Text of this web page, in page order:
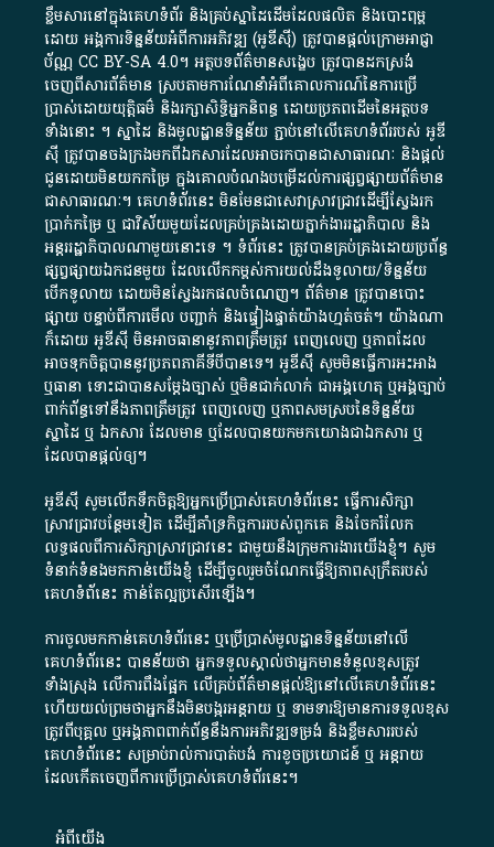
ខ្លឹមសារ​នៅ​ក្នុង​គេហទំព័រ និង​គ្រប់​ស្នា​ដៃ​ដើម​ដែល​ផលិត​ និង​បោះពុម្ព​
ដោយ​ អង្គការ​ទិន្នន័យ​អំពី​ការអភិវឌ្ឍ​​ (អូ​ឌី​ស៊ី)​ ត្រូវ​បាន​ផ្តល់​ក្រោម​អាជ្ញា
ប័ណ្ណ​CC BY-SA 4.0។​ អត្ថបទ​ព័ត៌មាន​សង្ខេប​ ត្រូវ​បាន​ដកស្រង់​
ចេញពី​សារព័ត៌មាន ស្របតាមការ​ណែនាំ​អំពី​គោលការណ៍​នៃ​ការ​ប្រើ
ប្រាស់​ដោយ​យុត្តិធម៌​ និង​រក្សាសិទ្ធិអ្នកនិពន្ធ ដោយ​ប្រភពដើម​នៃ​​អត្ថបទ
ទាំង​នោះ​ ។​ ស្នាដៃ​ និង​មូលដ្ឋាន​ទិន្នន័យ ​ភ្ជាប់​នៅ​លើ​គេហទំព័រ​របស់​ អូ​ឌី​
ស៊ី​ ត្រូវ​បាន​ចងក្រង​មក​ពី​ឯកសារ​ដែល​អាច​រក​បានជា​សាធារណៈ​ និង​ផ្តល់​
ជូន​ដោយ​មិន​យក​កម្រៃ​ ក្នុង​គោលបំណង​បម្រើ​ដល់ការ​ផ្សព្វផ្សាយ​ព័ត៌មាន​
ជា​សាធារណៈ​។​ គេហទំព័រ​នេះ​ មិនមែន​ជា​សេវា​ស្រាវជ្រាវ​ដើម្បី​ស្វែងរក
ប្រាក់​កម្រៃ​ ឬ​ ជា​វិស័យ​មួយ​ដែល​គ្រប់គ្រង​ដោយ​ភ្នាក់ងារ​រដ្ឋាភិបាល​ និង ​
អន្តររដ្ឋាភិបាល​ណាមួយ​នោះ​ទេ ​។​ ទំព័រ​នេះ​ ត្រូវ​បាន​គ្រប់គ្រង​ដោយ​ប្រព័ន្ធ​
ផ្សព្វផ្សាយ​ឯកជន​មួយ​ ដែល​លើកកម្ពស់​ការ​យល់​ដឹង​ទូលាយ​/​ទិន្នន័យ​
បើក​ទូលាយ​ ដោយ​មិនស្វែង​រក​ផល​ចំណេញ​។​ ព័ត៌មាន​ ត្រូវ​បាន​បោះ
ផ្សាយ​ បន្ទាប់​ពី​ការ​មើល​ បញ្ជាក់​ និង​ផ្ទៀងផ្ទាត់​យ៉ាង​ហ្មត់ចត់​។​ យ៉ាងណា​
ក៏​ដោយ​ អូ​ឌី​ស៊ី​ មិន​អាច​ធានា​នូវ​ភាព​ត្រឹមត្រូវ​ ពេញលេញ​ ឬ​ភាព​ដែល​
អាច​ទុកចិត្ត​បាននូវ​ប្រភព​ភាគី​ទី​បី​បាន​ទេ​។​ អូ​ឌី​ស៊ី​ សូម​មិន​ធ្វើការ​អះអាង​
ឬ​ធានា​ ទោះជា​បាន​សម្តែង​ច្បាស់​ ឬ​មិន​ជាក់លាក់​ ជា​អង្គហេតុ​ ឬ​អង្គច្បាប់​
ពាក់ព័ន្ធ​ទៅ​នឹង​ភាព​ត្រឹមត្រូវ​ ពេញលេញ​ ឬ​ភាព​សម​ស្រប​នៃ​ទិន្នន័យ​
ស្នាដៃ​ ឬ​ ឯកសារ​ ដែល​មាន​ ឬ​ដែល​បាន​យក​មក​យោង​ជា​ឯកសារ​ ឬ​
ដែល​បាន​ផ្តល់​ឲ្យ​។
អូឌីស៊ី សូមលើកទឹកចិត្តឱ្យអ្នកប្រើប្រាស់គេហទំព័រនេះ ធ្វើការសិក្សា
ស្រាវជ្រាវបន្ថែមទៀត ដើម្បីគាំទ្រកិច្ចការ​របស់ពួកគេ និងចែករំលែក
លទ្ធផលពីការសិក្សាស្រាវជ្រាវនេះ ជាមួយនឹងក្រុមការងារយើងខ្ញុំ។ សូម
ទំនាក់ទំនងមកកាន់យើងខ្ញុំ ដើម្បីចូលរួមចំណែកធ្វើឱ្យភាពសុក្រឹតរបស់
គេហទំព័នេះ កាន់តែល្អប្រសើរឡើង។
ការចូលមកកាន់គេហទំព័រនេះ ឬប្រើប្រាស់មូលដ្ឋានទិន្នន័យនៅលើ
គេហទំព័រនេះ បានន័យថា អ្នកទទួលស្គាល់ថាអ្នកមានទំនួលខុសត្រូវ
ទាំងស្រុង លើការពឹងផ្អែក លើគ្រប់ព័ត៌មានផ្តល់ឱ្យនៅលើគេហទំព័រនេះ
ហើយយល់ព្រមថាអ្នកនឹងមិនបង្ករអន្តរាយ ឬ ទាមទារ​ឱ្យមានការទទួលខុស​
ត្រូវពីបុគ្គល ឬអង្គភាពពាក់ព័ន្ធនឹងការអភិវឌ្ឍទម្រង់ និងខ្លឹមសាររបស់
គេហទំព័រនេះ សម្រាប់រាល់ការបាត់បង់ ការខូចប្រយោជន៍ ឬ អន្តរាយ
ដែលកើតចេញពីការប្រើប្រាស់គេហទំព័រនេះ។
អំពី​យើង​